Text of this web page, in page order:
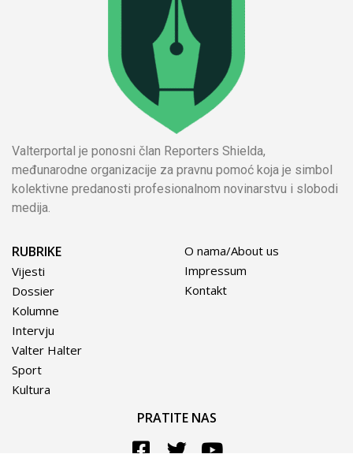
Valterportal je ponosni član Reporters Shielda,
međunarodne organizacije za pravnu pomoć koja je simbol
kolektivne predanosti profesionalnom novinarstvu i slobodi
medija.
RUBRIKE
Vijesti
Dossier
Kolumne
Intervju
Valter Halter
Sport
Kultura
O nama/About us
Impressum
Kontakt
PRATITE NAS